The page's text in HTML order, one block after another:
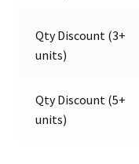
Qty Discount (3+
units)
Qty Discount (5+
units)